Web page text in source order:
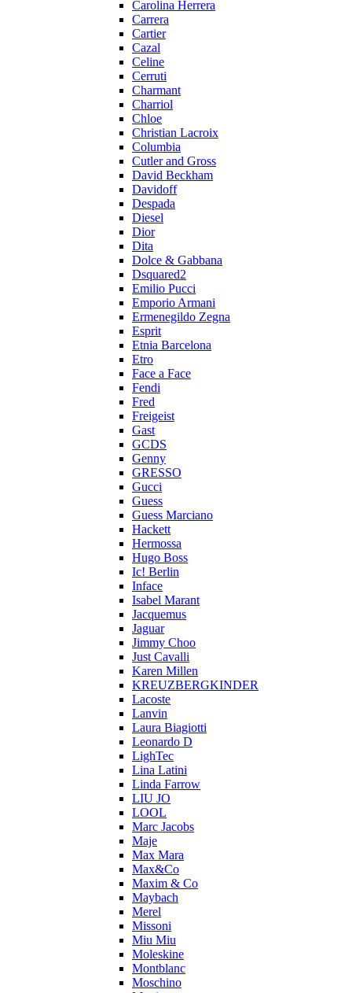
Carolina Herrera
Carrera
Cartier
Cazal
Celine
Cerruti
Charmant
Charriol
Chloe
Christian Lacroix
Columbia
Cutler and Gross
David Beckham
Davidoff
Despada
Diesel
Dior
Dita
Dolce & Gabbana
Dsquared2
Emilio Pucci
Emporio Armani
Ermenegildo Zegna
Esprit
Etnia Barcelona
Etro
Face a Face
Fendi
Fred
Freigeist
Gast
GCDS
Genny
GRESSO
Gucci
Guess
Guess Marciano
Hackett
Hermossa
Hugo Boss
Ic! Berlin
Inface
Isabel Marant
Jacquemus
Jaguar
Jimmy Choo
Just Cavalli
Karen Millen
KREUZBERGKINDER
Lacoste
Lanvin
Laura Biagiotti
Leonardo D
LighTec
Lina Latini
Linda Farrow
LIU JO
LOOL
Marc Jacobs
Maje
Max Mara
Max&Co
Maxim & Co
Maybach
Merel
Missoni
Miu Miu
Moleskine
Montblanc
Moschino